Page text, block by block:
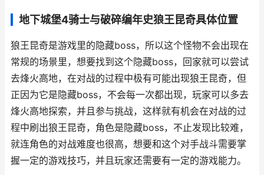
地下城堡4骑士与破碎编年史狼王昆奇具体位置
狼王昆奇是游戏里的隐藏boss，所以这个怪物不会出现在
常规的场景里，想要找到这个隐藏boss，回家就可以尝试
去烽火高地，在对战的过程中极有可能出现狼王昆奇，但
正因为它是隐藏boss，不会每一次都出现，玩家可以多去
烽火高地探索，并且参与挑战，这样就有机会在对战的过
程中刷出狼王昆奇，角色是隐藏boss，不止发现比较难，
就连角色的对战难度也很高，想要和这个对手战斗需要掌
握一定的游戏技巧，并且玩家还需要有一定的游戏能力。